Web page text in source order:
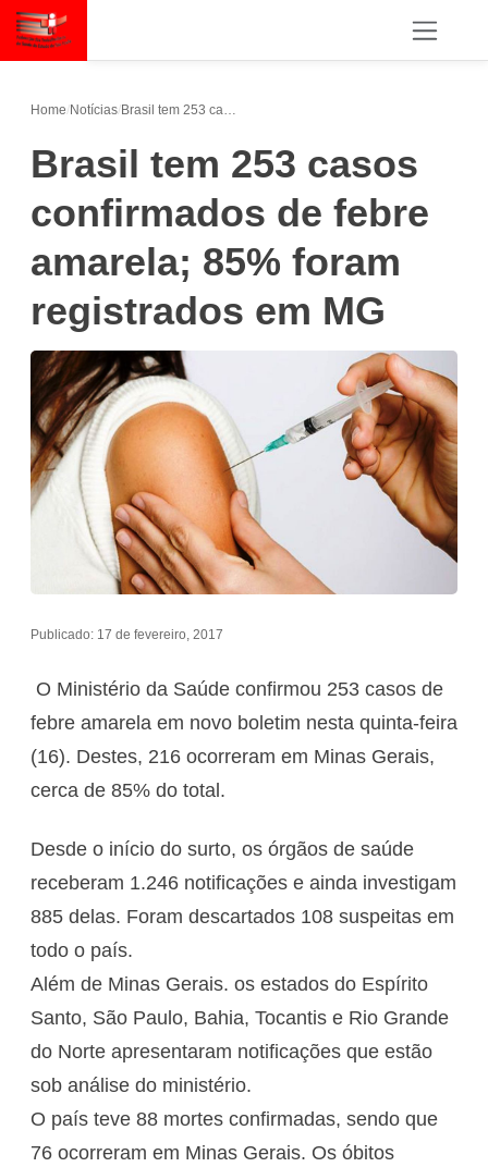
Home/Notícias/
Brasil tem 253 casos
confirmados de febre
amarela; 85% foram
registrados em MG
Publicado: 17 de fevereiro, 2017
O Ministério da Saúde confirmou 253 casos de
febre amarela em novo boletim nesta quinta-feira
(16). Destes, 216 ocorreram em Minas Gerais,
cerca de 85% do total.
Desde o início do surto, os órgãos de saúde
receberam 1.246 notificações e ainda investigam
885 delas. Foram descartados 108 suspeitas em
todo o país.
Além de Minas Gerais. os estados do Espírito
Santo, São Paulo, Bahia, Tocantis e Rio Grande
do Norte apresentaram notificações que estão
sob análise do ministério.
O país teve 88 mortes confirmadas, sendo que
76 ocorreram em Minas Gerais. Os óbitos